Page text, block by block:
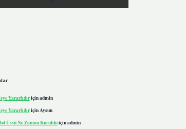
Yararlıdıriçinadmin
YararlıdıriçinAysun
Üssü Ne Zaman Kurulduiçinadmin